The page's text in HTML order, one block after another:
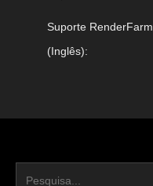
Suporte RenderFarm
(Inglês):